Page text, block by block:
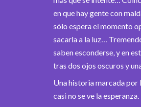
en que hay gente con
sólo espera el momento
sacarla a la luz…
saben esconderse, y en
tras dos ojos oscuros y
Una historia marcada por
casi no se ve la esperanza.